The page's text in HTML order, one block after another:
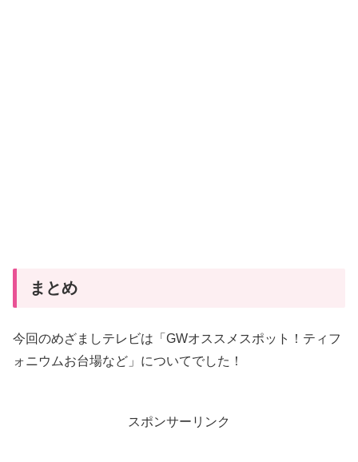
まとめ
今回のめざましテレビは「GWオススメスポット！ティフ
ォニウムお台場など」についてでした！
スポンサーリンク